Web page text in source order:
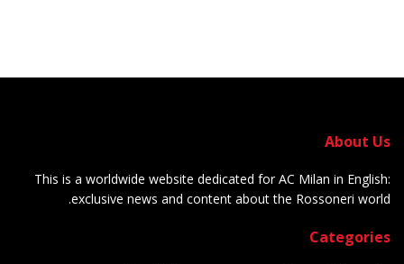
About Us
This is a worldwide website dedicated for AC Milan in English:
exclusive news and content about the Rossoneri world.
Categories